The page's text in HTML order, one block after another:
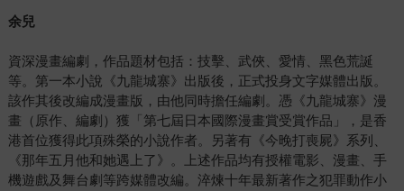
余兒
資深漫畫編劇，作品題材包括：技擊、武俠、愛情、黑色荒誕
等。第一本小說《九龍城寨》出版後，正式投身文字媒體出版。
該作其後改編成漫畫版，由他同時擔任編劇。憑《九龍城寨》漫
畫（原作、編劇）獲「第七屆日本國際漫畫賞受賞作品」，是香
港首位獲得此項殊榮的小說作者。另著有《今晚打喪屍》系列、
《那年五月他和她遇上了》。上述作品均有授權電影、漫畫、手
機遊戲及舞台劇等跨媒體改編。淬煉十年最新著作之犯罪動作小